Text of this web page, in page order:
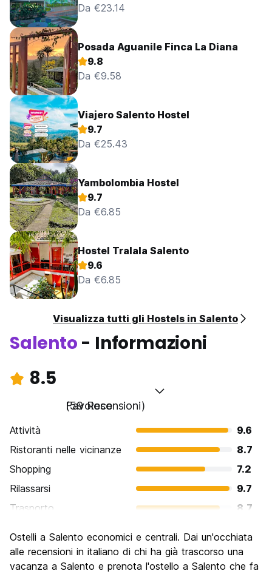
Da €23.14
Posada Aguanile Finca La Diana
9.8
Da €9.58
Viajero Salento Hostel
9.7
Da €25.43
Yambolombia Hostel
9.7
Da €6.85
Hostel Tralala Salento
9.6
Da €6.85
Visualizza tutti gli Hostels in Salento
Salento - Informazioni
8.5
Favoloso
(59 Recensioni)
Attività
9.6
Ristoranti nelle vicinanze
8.7
Shopping
7.2
Rilassarsi
9.7
Trasporto
8.7
Luoghi di interesse culturale
8.4
Festa / Vita notturna
6.2
Ostelli a Salento economici e centrali. Dai un'occhiata
alle recensioni in italiano di chi ha già trascorso una
vacanza a Salento e prenota l'ostello a Salento che fa